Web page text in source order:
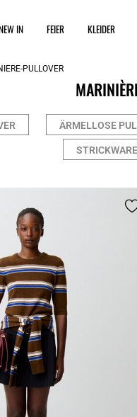
IN FEIER KLEIDER
PULLOVER
ÄRMELLOSE